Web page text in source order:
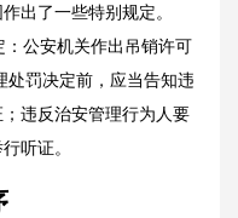
出了一些特别规定。
公安机关作出吊销许可
处罚决定前，应当告知违
违反治安管理行为人要
听证。